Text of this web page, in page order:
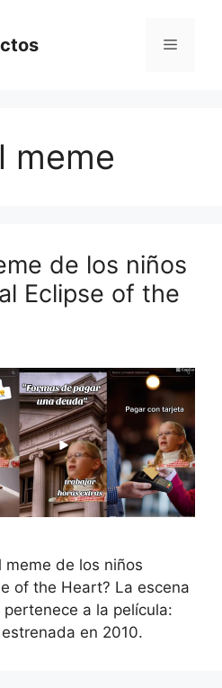
Menú
meme
de los niños
Eclipse of the
meme de los niños
of the Heart? La escena
a la película:
en 2010.